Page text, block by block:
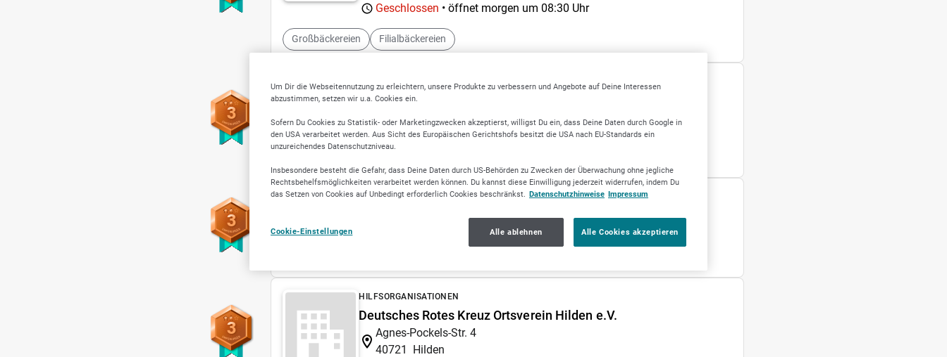
Geschlossen • öffnet morgen um 08:30 Uhr
Großbäckereien Filialbäckereien
3
PARTEIEN UND POLITISCHE VEREINIGUNGEN
CDU Neuss
Münsterplatz 13 A
41460 Neuss
3
WIRTSCHAFTS- UND BERUFSVERBÄNDE
Der Paritätische Wohlfahrtsverband
3
HILFSORGANISATIONEN
Deutsches Rotes Kreuz Ortsverein Hilden e.V.
Agnes-Pockels-Str. 4
40721
Hilden
Um Dir die Webseitennutzung zu erleichtern, unsere Produkte zu verbessern und Angebote auf Deine Interessen
abzustimmen, setzen wir u.a. Cookies ein.
Sofern Du Cookies zu Statistik- oder Marketingzwecken akzeptierst, willigst Du ein, dass Deine Daten durch Google in
den USA verarbeitet werden. Aus Sicht des Europäischen Gerichtshofs besitzt die USA nach EU-Standards ein
unzureichendes Datenschutzniveau.
Insbesondere besteht die Gefahr, dass Deine Daten durch US-Behörden zu Zwecken der Überwachung ohne jegliche
Rechtsbehelfsmöglichkeiten verarbeitet werden können. Du kannst diese Einwilligung jederzeit widerrufen, indem Du
das Setzen von Cookies auf Unbedingt erforderlich Cookies beschränkst. Datenschutzhinweise Impressum
Cookie-Einstellungen Alle ablehnen Alle Cookies akzeptieren